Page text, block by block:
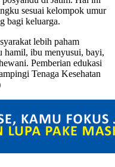
sesuai kelompok umur
bagi keluarga.
lebih paham
hamil, ibu menyusui, bayi,
Pemberian edukasi
Tenaga Kesehatan